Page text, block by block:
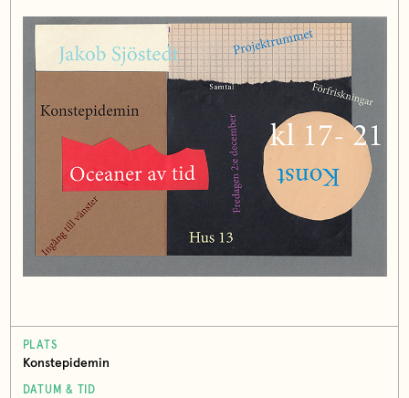
PLATS
Konstepidemin
DATUM & TID